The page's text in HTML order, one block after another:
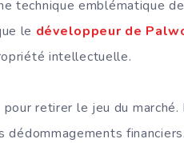
technique emblématique
le développeur de
intellectuelle.
retirer le jeu du
dédommagements